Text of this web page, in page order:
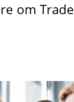
om Trade